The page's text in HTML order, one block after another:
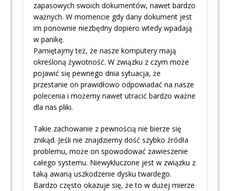
zapasowych swoich dokumentów, nawet bardzo
ważnych. W momencie gdy dany dokument jest
im ponownie niezbędny dopiero wtedy wpadają
w panikę.
Pamiętajmy też, że nasze komputery mają
określoną żywotność. W związku z czym może
pojawić się pewnego dnia sytuacja, że
przestanie on prawidłowo odpowiadać na nasze
polecenia i możemy nawet utracić bardzo ważne
dla nas pliki.
Takie zachowanie z pewnością nie bierze się
znikąd. Jeśli nie znajdziemy dość szybko źródła
problemu, może on spowodować zawieszenie
całego systemu. Niewykluczone jest w związku z
taką awarią uszkodzenie dysku twardego.
Bardzo często okazuje się, że to w dużej mierze